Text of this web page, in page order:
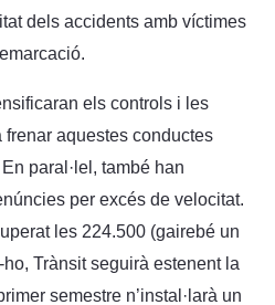
dels accidents amb víctimes
els controls i les
aquestes conductes
paral·lel, també han
per excés de velocitat.
les 224.500 (gairebé un
Trànsit seguirà estenent la
semestre n’instal·larà un